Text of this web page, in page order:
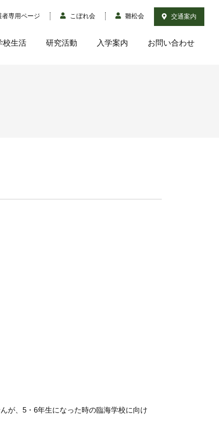
者専用ページ こぼれ会 雛松会 交通案内
校生活 研究活動 入学案内 お問い合わせ
が、5・6年生になった時の臨海学校に向け